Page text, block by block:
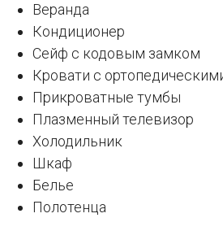
Веранда
Кондиционер
Сейф с кодовым замком
Кровати с
Прикроватные тумбы
Плазменный телевизор
Холодильник
Шкаф
Белье
Полотенца